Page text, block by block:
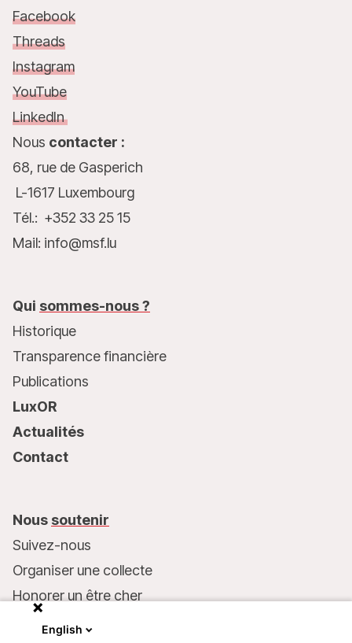
Facebook
Threads
Instagram
YouTube
LinkedIn
Nous contacter :
68, rue de Gasperich
L-1617 Luxembourg
Tél.: +352 33 25 15
Mail: info@msf.lu
Qui sommes-nous ?
Historique
Transparence financière
Publications
LuxOR
Actualités
Contact
Nous soutenir
Suivez-nous
Organiser une collecte
Honorer un être cher
English